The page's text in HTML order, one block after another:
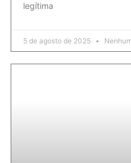
legítima
5 de agosto de 2025